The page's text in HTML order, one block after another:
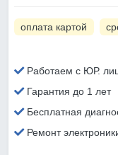
оплата картой
Работаем с ЮР.
Гарантия до 1 лет
Бесплатная
Ремонт